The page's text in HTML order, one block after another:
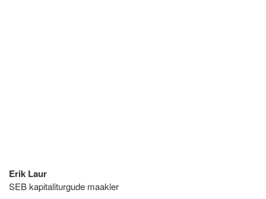
Erik Laur
SEB kapitaliturgude maakler